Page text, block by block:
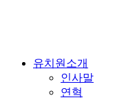
유치원소개
인사말
연혁